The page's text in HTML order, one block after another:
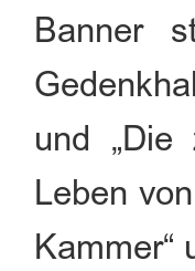
Banner
und „Die
Leben
Kammer“